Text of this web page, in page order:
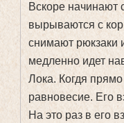
Вскоре
вырываются с
снимают рюкзаки
медленно идет
Лока. Когдя
равновесие. Его
На это раз в его